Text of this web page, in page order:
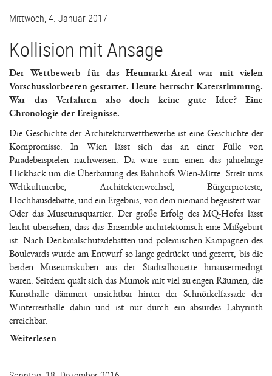
Mittwoch, 4. Januar 2017
Kollision mit Ansage
Der Wettbewerb für das Heumarkt-Areal war mit vielen
Vorschusslorbeeren gestartet. Heute herrscht Katerstimmung.
War das Verfahren also doch keine gute Idee? Eine
Chronologie der Ereignisse.
Die Geschichte der Architekturwettbewerbe ist eine Geschichte der
Kompromisse. In Wien lässt sich das an einer Fülle von
Paradebeispielen nachweisen. Da wäre zum einen das jahrelange
Hickhack um die Überbauung des Bahnhofs Wien-Mitte. Streit ums
Weltkulturerbe, Architektenwechsel, Bürgerproteste,
Hochhausdebatte, und ein Ergebnis, von dem niemand begeistert war.
Oder das Museumsquartier: Der große Erfolg des MQ-Hofes lässt
leicht übersehen, dass das Ensemble architektonisch eine Mißgeburt
ist. Nach Denkmalschutzdebatten und polemischen Kampagnen des
Boulevards wurde am Entwurf so lange gedrückt und gezerrt, bis die
beiden Museumskuben aus der Stadtsilhouette hinauserniedrigt
waren. Seitdem quält sich das Mumok mit viel zu engen Räumen, die
Kunsthalle dämmert unsichtbar hinter der Schnörkelfassade der
Winterreithalle dahin und ist nur durch ein absurdes Labyrinth
erreichbar.
Weiterlesen